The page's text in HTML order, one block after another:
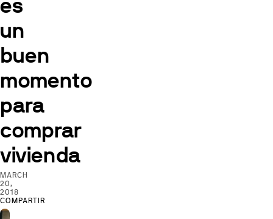
es
un
buen
momento
para
comprar
vivienda
MARCH
20,
2018
COMPARTIR